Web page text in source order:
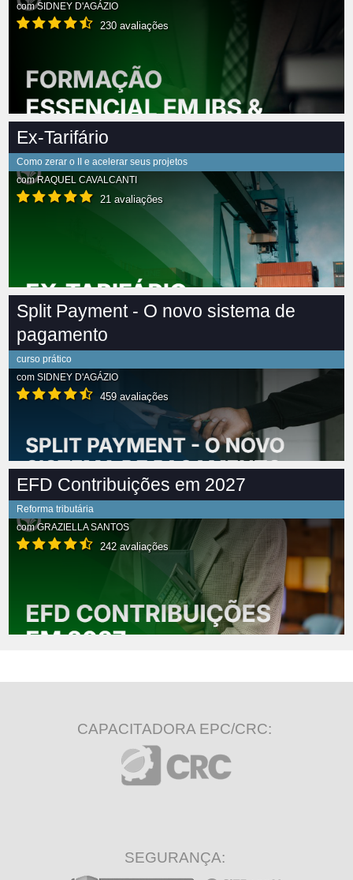
comSIDNEY D'AGÁZIO
230 avaliações
Ex-Tarifário
Como zerar o II e acelerar seus projetos
comRAQUEL CAVALCANTI
21 avaliações
Split Payment - O novo sistema de
pagamento
curso prático
com SIDNEY D'AGÁZIO
459 avaliações
EFD Contribuições em 2027
Reforma tributária
comGRAZIELLA SANTOS
242 avaliações
CAPACITADORA EPC/CRC:
SEGURANÇA: